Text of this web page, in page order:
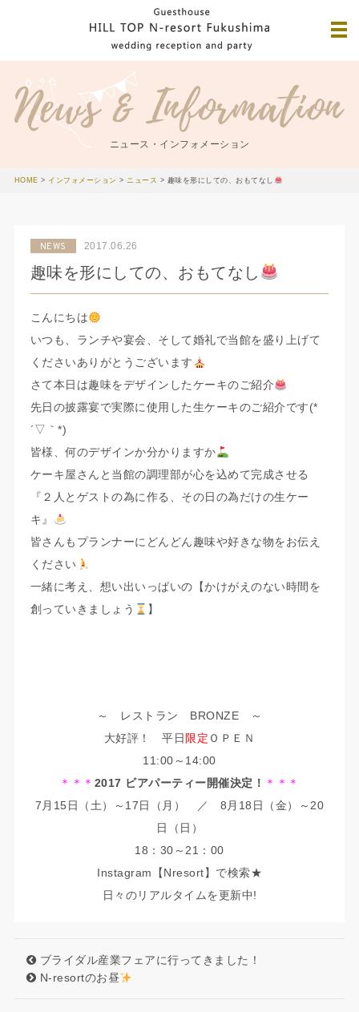
ニュース・インフォメーション
HOME > インフォメーション >ニュース > 趣味を形にしての、おもてなし
NEWS 2017.06.26
趣味を形にしての、おもてなし
こんにちは
いつも、ランチや宴会、そして婚礼で当館を盛り上げて
くださいありがとうございます
さて本日は趣味をデザインしたケーキのご紹介
先日の披露宴で実際に使用した生ケーキのご紹介です(*
´▽｀*)
皆様、何のデザインか分かりますか
ケーキ屋さんと当館の調理部が心を込めて完成させる
『２人とゲストの為に作る、その日の為だけの生ケー
キ』
皆さんもプランナーにどんどん趣味や好きな物をお伝え
ください
一緒に考え、想い出いっぱいの【かけがえのない時間を
創っていきましょう
】
～ レストラン BRONZE ～
大好評！ 平日 限定 ＯＰＥＮ
11:00～14:00
＊＊＊ 2017 ビアパーティー開催決定！ ＊＊＊
7月15日（土）～17日（月） ／ 8月18日（金）～20
日（日）
18：30～21：00
Instagram【Nresort】で検索★
日々のリアルタイムを更新中!
ブライダル産業フェアに行ってきました！
N-resortのお昼